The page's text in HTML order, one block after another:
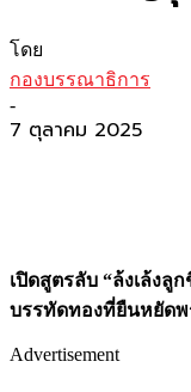
โดย
กองบรรณาธิการ
-
7 ตุลาคม 2025
เปิดสูตรลับ “ล้งเล้ง
บรรทัดทองที่ยืนหยัด
Advertisement